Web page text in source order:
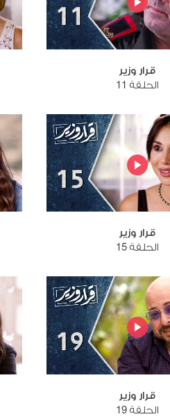
قرار وزير
الحلقة 11
قرار وزير
الحلقة 15
قرار وزير
الحلقة 19